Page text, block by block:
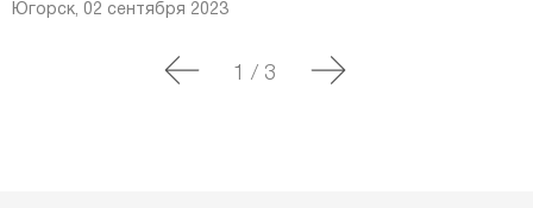
Югорск, 02 сентября 2023
1 / 3